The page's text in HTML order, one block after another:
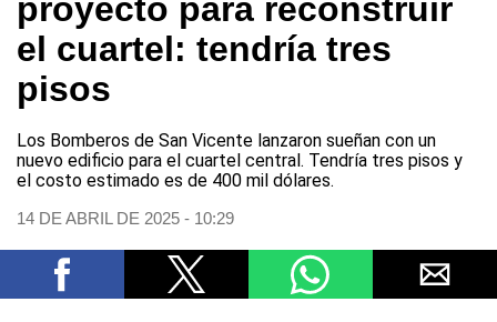
proyecto para reconstruir
el cuartel: tendría tres
pisos
Los Bomberos de San Vicente lanzaron sueñan con un
nuevo edificio para el cuartel central. Tendría tres pisos y
el costo estimado es de 400 mil dólares.
14 DE ABRIL DE 2025 - 10:29